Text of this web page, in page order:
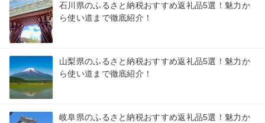
石川県のふるさと納税おすすめ返礼品5選！魅力か
ら使い道まで徹底紹介！
山梨県のふるさと納税おすすめ返礼品5選！魅力か
ら使い道まで徹底紹介！
岐阜県のふるさと納税おすすめ返礼品5選！魅力か